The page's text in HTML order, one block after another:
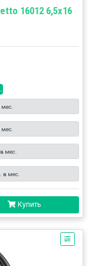
16012 6,5x16
мес.
мес.
мес.
в мес.
Купить